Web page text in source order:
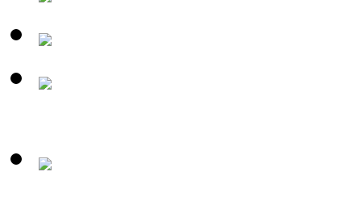
商，全国16城市直销
网点为客户提供便捷
箱致力于提供个性化